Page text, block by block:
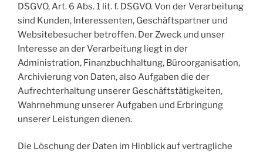
DSGVO, Art. 6 Abs. 1 lit. f. DSGVO. Von der Verarbeitung
sind Kunden, Interessenten, Geschäftspartner und
Websitebesucher betroffen. Der Zweck und unser
Interesse an der Verarbeitung liegt in der
Administration, Finanzbuchhaltung, Büroorganisation,
Archivierung von Daten, also Aufgaben die der
Aufrechterhaltung unserer Geschäftstätigkeiten,
Wahrnehmung unserer Aufgaben und Erbringung
unserer Leistungen dienen.
Die Löschung der Daten im Hinblick auf vertragliche